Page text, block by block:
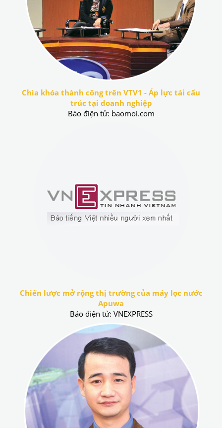
Chìa khóa thành công trên VTV1 - Áp lực tái cấu
trúc tại doanh nghiệp
Báo điện tử: baomoi.com
Chiến lược mở rộng thị trường của máy lọc nước
Apuwa
Báo điện tử: VNEXPRESS